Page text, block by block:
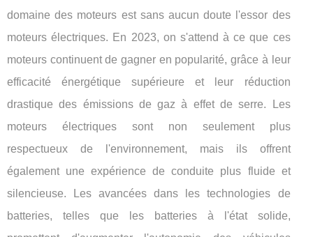
domaine des moteurs est sans aucun doute l'essor des
moteurs électriques. En 2023, on s'attend à ce que ces
moteurs continuent de gagner en popularité, grâce à leur
efficacité énergétique supérieure et leur réduction
drastique des émissions de gaz à effet de serre. Les
moteurs électriques sont non seulement plus
respectueux de l'environnement, mais ils offrent
également une expérience de conduite plus fluide et
silencieuse. Les avancées dans les technologies de
batteries, telles que les batteries à l'état solide,